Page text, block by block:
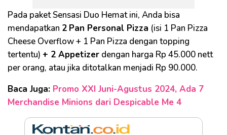
Pada paket Sensasi Duo Hemat ini, Anda bisa
mendapatkan 2 Pan Personal Pizza (isi 1 Pan Pizza
Cheese Overflow + 1 Pan Pizza dengan topping
tertentu) + 2 Appetizer dengan harga Rp 45.000 nett
per orang, atau jika ditotalkan menjadi Rp 90.000.
Baca Juga: Promo XXI Juni-Agustus 2024, Ada 7
Merchandise Minions dari Despicable Me 4